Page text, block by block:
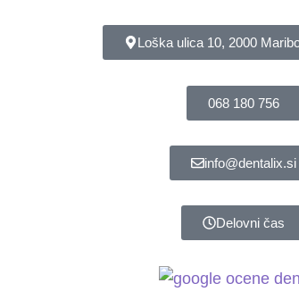
Loška ulica 10, 2000
068 180 756
info@dentalix.si
Delovni čas